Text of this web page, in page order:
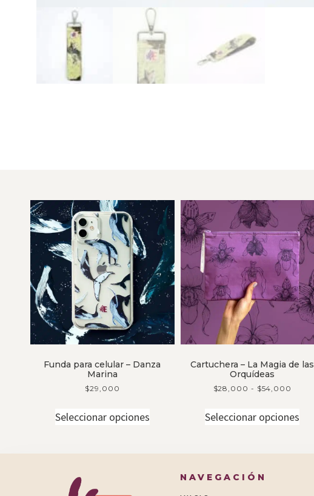
Funda para celular – Danza
Marina
$29,000
Seleccionar opciones
Cartuchera – La Magia de las
Orquídeas
$28,000 - $54,000
Seleccionar opciones
NAVEGACIÓN